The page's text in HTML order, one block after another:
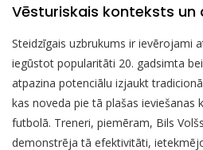
Vēsturiskais konteksts
Steidzīgais uzbrukums ir ievērojami
iegūstot popularitāti 20. gadsimta
atpazina potenciālu izjaukt
kas noveda pie tā plašas ieviešanas
futbolā. Treneri, piemēram, Bils
demonstrēja tā efektivitāti,